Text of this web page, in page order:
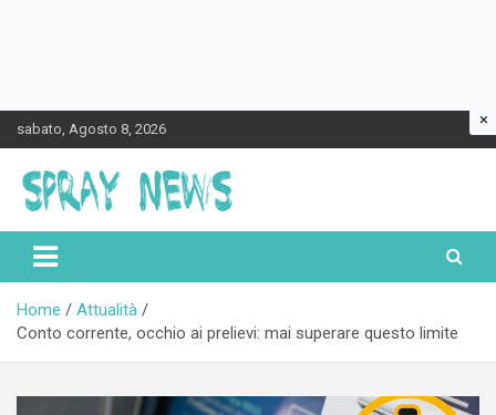
to
content
sabato, Agosto 8, 2026
Spraynews.it
Home
Attualità
Conto corrente, occhio ai prelievi: mai superare questo limite
×